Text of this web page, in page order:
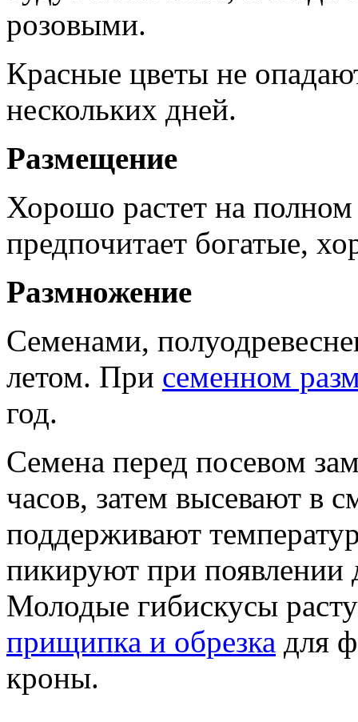
розовыми.
Красные цветы не
нескольких дней.
Размещение
Хорошо растет на
предпочитает богатые,
Размножение
Семенами,
летом. При семенном
год.
Семена перед посевом
часов, затем высевают в
поддерживают
пикируют при появлении
Молодые гибискусы
прищипка и обрезка для
кроны.